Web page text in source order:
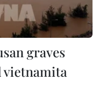
graves
vietnamita